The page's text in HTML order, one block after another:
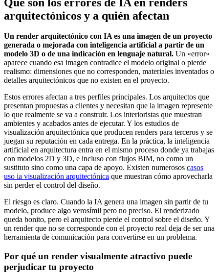
arquitectónicos y a quién afectan
Un render arquitectónico con IA es una imagen de un proyecto
generada o mejorada con inteligencia artificial a partir de un
modelo 3D o de una indicación en lenguaje natural. Un «error»
aparece cuando esa imagen contradice el modelo original o pierde
realismo: dimensiones que no corresponden, materiales inventados o
detalles arquitectónicos que no existen en el proyecto.
Estos errores afectan a tres perfiles principales. Los arquitectos que
presentan propuestas a clientes y necesitan que la imagen represente
lo que realmente se va a construir. Los interioristas que muestran
ambientes y acabados antes de ejecutar. Y los estudios de
visualización arquitectónica que producen renders para terceros y se
juegan su reputación en cada entrega. En la práctica, la inteligencia
artificial en arquitectura entra en el mismo proceso donde ya trabajas
con modelos 2D y 3D, e incluso con flujos BIM, no como un
sustituto sino como una capa de apoyo. Existen numerosos casos
uso ia visualización arquitectónica que muestran cómo aprovecharla
sin perder el control del diseño.
El riesgo es claro. Cuando la IA genera una imagen sin partir de tu
modelo, produce algo verosímil pero no preciso. El renderizado
queda bonito, pero el arquitecto pierde el control sobre el diseño. Y
un render que no se corresponde con el proyecto real deja de ser una
herramienta de comunicación para convertirse en un problema.
Por qué un render visualmente atractivo puede
perjudicar tu proyecto